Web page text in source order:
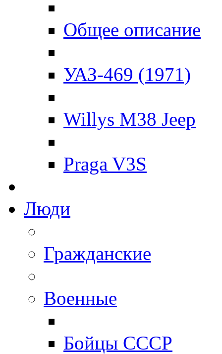
Общее описание
УАЗ-469 (1971)
Willys M38 Jeep
Praga V3S
Люди
Гражданские
Военные
Бойцы СССР